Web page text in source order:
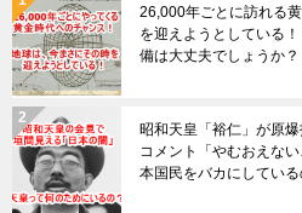
26,000年ごとに訪れる
を迎えようとしている
備は大丈夫でしょうか？
昭和天皇「裕仁」が原
コメント「やむおえな
本国民をバカにしている